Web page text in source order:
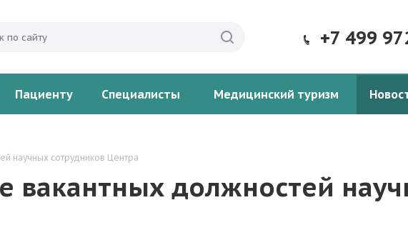
+7 499
Пациенту Специалисты Медицинский туризм
научных сотрудников Центра
вакантных должностей